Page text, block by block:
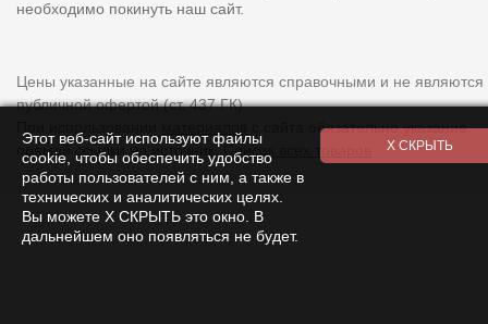
необходимо покинуть наш сайт.
Цены указанные на сайте являются справочными и не являются
публичной офертой (ст. 437 ГК).
с сайта обязательно указание
прямой ссылки на источник.
Список всех товаров
Этот веб-сайт используют файлы
cookie, чтобы обеспечить удобство
работы пользователей с ним, а также в
технических и аналитических целях.
Вы можете Х СКРЫТЬ это окно. В
дальнейшем оно появляться не будет.